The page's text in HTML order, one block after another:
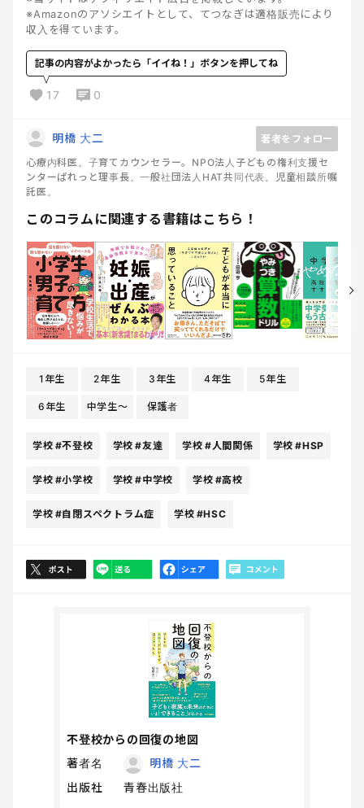
※Amazonのアソシエイトとして、てつなぎは適格販売により
収入を得ています。
記事の内容がよかったら「イイね！」ボタンを押してね
17 0
明橋 大二
著者をフォロー
心療内科医。子育てカウンセラー。NPO法人子どもの権利支援セ
ンターぱれっと理事長。一般社団法人HAT共同代表。児童相談所嘱
託医。
このコラムに関連する書籍はこちら！
1年生 2年生 3年生 4年生 5年生
6年生 中学生〜 保護者
学校 #不登校 学校 #友達 学校 #人間関係 学校 #HSP
学校 #小学校 学校 #中学校 学校 #高校
学校 #自閉スペクトラム症 学校 #HSC
不登校からの回復の地図
著者名
明橋 大二
出版社
青春出版社